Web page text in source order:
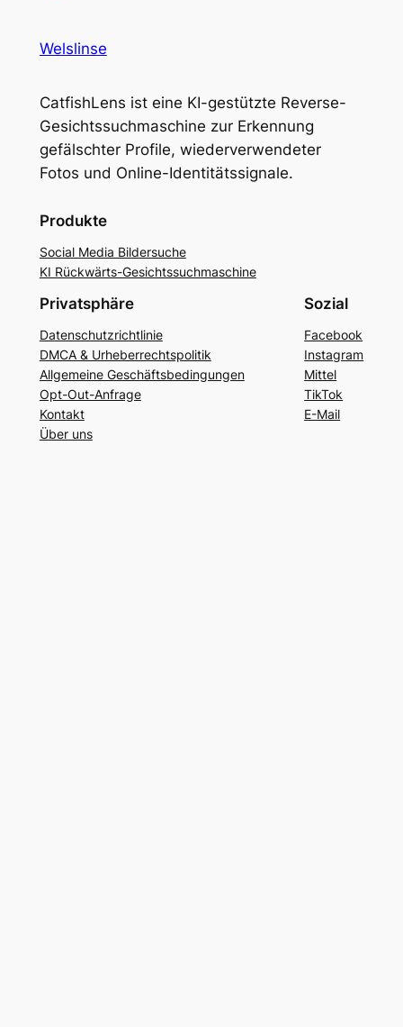
Welslinse
CatfishLens ist eine KI-gestützte Reverse-
Gesichtssuchmaschine zur Erkennung
gefälschter Profile, wiederverwendeter
Fotos und Online-Identitätssignale.
Produkte
Social Media Bildersuche
KI Rückwärts-Gesichtssuchmaschine
Privatsphäre
Datenschutzrichtlinie
DMCA & Urheberrechtspolitik
Allgemeine Geschäftsbedingungen
Opt-Out-Anfrage
Kontakt
Über uns
Sozial
Facebook
Instagram
Mittel
TikTok
E-Mail